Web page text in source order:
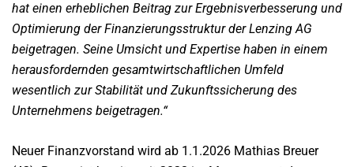
hat einen erheblichen Beitrag zur Ergebnisverbesserung und
Optimierung der Finanzierungsstruktur der Lenzing AG
beigetragen. Seine Umsicht und Expertise haben in einem
herausfordernden gesamtwirtschaftlichen Umfeld
wesentlich zur Stabilität und Zukunftssicherung des
Unternehmens beigetragen.“
Neuer Finanzvorstand wird ab 1.1.2026 Mathias Breuer